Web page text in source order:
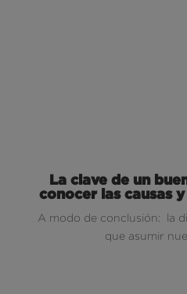
La clave de un
conocer las causas
A modo de conclusión: la
que asumir